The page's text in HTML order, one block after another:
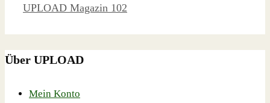
Schlagwörter
UPLOAD Magazin 102
Über UPLOAD
Mein Konto